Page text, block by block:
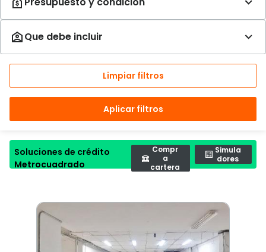
Limpiar filtros
Aplicar filtros
Soluciones de crédito
Metrocuadrado
Compr
a
cartera
Simula
dores